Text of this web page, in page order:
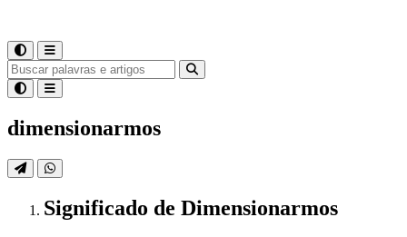
dimensionarmos
Significado de Dimensionarmos